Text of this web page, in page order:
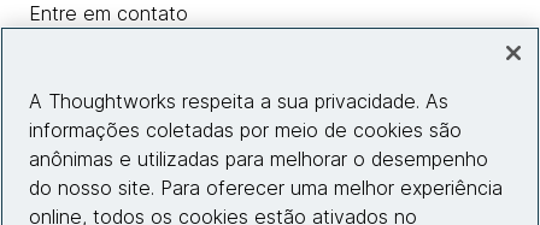
Entre em contato
Insights
Informações do site
A Thoughtworks respeita a sua privacidade. As
informações coletadas por meio de cookies são
anônimas e utilizadas para melhorar o desempenho
do nosso site. Para oferecer uma melhor experiência
online, todos os cookies estão ativados no